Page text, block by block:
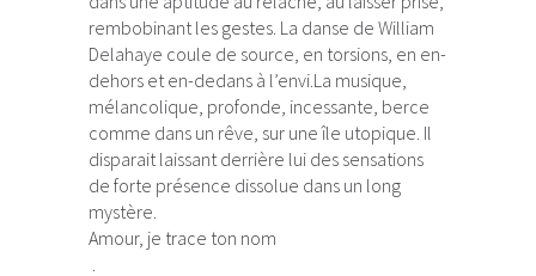
rembobinant les gestes. La danse de William
Delahaye coule de source, en torsions, en en-
dehors et en-dedans à l’envi.La musique,
mélancolique, profonde, incessante, berce
comme dans un rêve, sur une île utopique. Il
disparait laissant derrière lui des sensations
de forte présence dissolue dans un long
mystère.
Amour, je trace ton nom